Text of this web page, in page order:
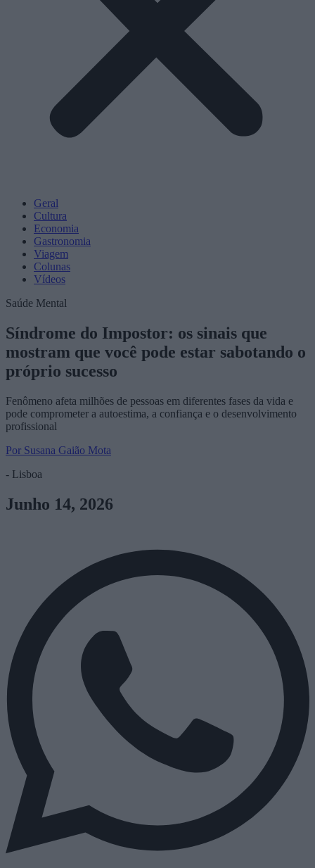
Geral
Cultura
Economia
Gastronomia
Viagem
Colunas
Vídeos
Saúde Mental
Síndrome do Impostor: os sinais que
mostram que você pode estar sabotando o
próprio sucesso
Fenômeno afeta milhões de pessoas em diferentes fases da vida e
pode comprometer a autoestima, a confiança e o desenvolvimento
profissional
Por Susana Gaião Mota
- Lisboa
Junho 14, 2026